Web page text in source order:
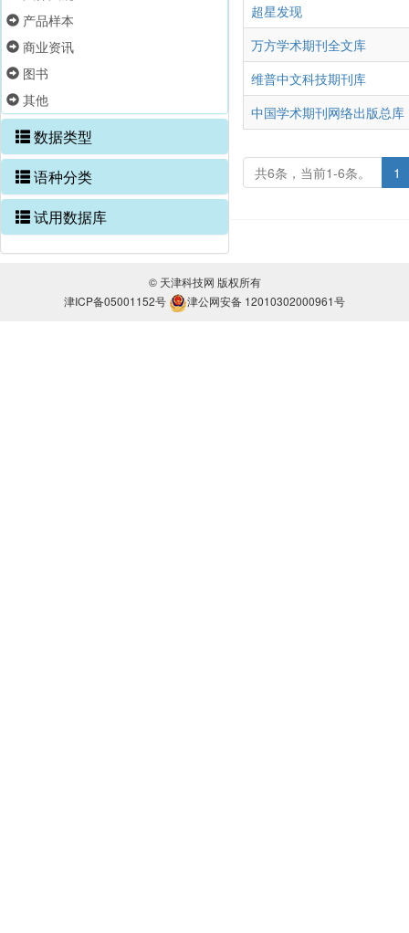
产品样本
商业资讯
图书
其他
数据类型
语种分类
试用数据库
超星发现
万方学术期刊全文库
维普中文科技期刊库
中国学术期刊网络出版总库
共6条，当前1-6条。 1
© 天津科技网 版权所有
津ICP备05001152号
津公网安备 12010302000961号